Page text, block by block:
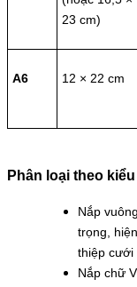
23 cm)
A6 12 × 22 cm
Phân loại theo
Nắp
trọng,
thiệp cưới
Nắp chữ